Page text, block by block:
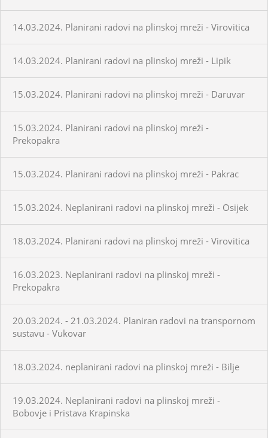
14.03.2024. Planirani radovi na plinskoj mreži - Virovitica
14.03.2024. Planirani radovi na plinskoj mreži - Lipik
15.03.2024. Planirani radovi na plinskoj mreži - Daruvar
15.03.2024. Planirani radovi na plinskoj mreži -
Prekopakra
15.03.2024. Planirani radovi na plinskoj mreži - Pakrac
15.03.2024. Neplanirani radovi na plinskoj mreži - Osijek
18.03.2024. Planirani radovi na plinskoj mreži - Virovitica
16.03.2023. Neplanirani radovi na plinskoj mreži -
Prekopakra
20.03.2024. - 21.03.2024. Planiran radovi na transpornom
sustavu - Vukovar
18.03.2024. neplanirani radovi na plinskoj mreži - Bilje
19.03.2024. Neplanirani radovi na plinskoj mreži -
Bobovje i Pristava Krapinska